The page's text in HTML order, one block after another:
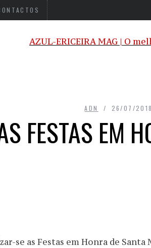
ADN 26/07/2018
FESTAS EM
se as Festas em Honra de Santa